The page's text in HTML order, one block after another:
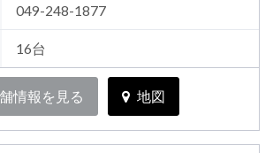
049-248-1877
16台
情報を見る 地図